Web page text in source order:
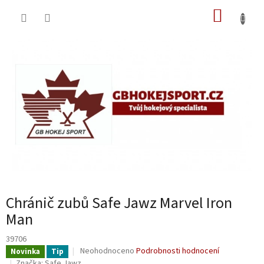
Chránič zubů Safe Jawz Marvel Iron
Man
39706
Novinka Tip
Průměrné
Neohodnoceno Podrobnosti hodnocení